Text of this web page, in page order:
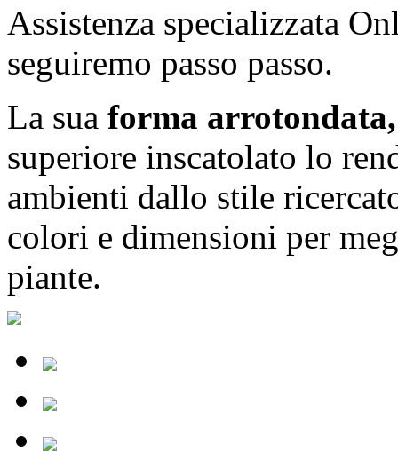
Assistenza specializzata
seguiremo passo passo.
La sua forma
superiore inscatolato lo
ambienti dallo stile
colori e dimensioni per
piante.